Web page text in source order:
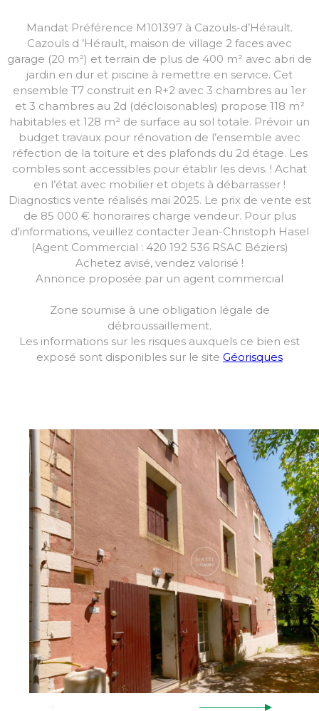
Mandat Préférence M101397 à Cazouls-d’Hérault.
Cazouls d ’Hérault, maison de village 2 faces avec
garage (20 m²) et terrain de plus de 400 m² avec abri de
jardin en dur et piscine à remettre en service. Cet
ensemble T7 construit en R+2 avec 3 chambres au 1er
et 3 chambres au 2d (décloisonables) propose 118 m²
habitables et 128 m² de surface au sol totale. Prévoir un
budget travaux pour rénovation de l’ensemble avec
réfection de la toiture et des plafonds du 2d étage. Les
combles sont accessibles pour établir les devis. ! Achat
en l’état avec mobilier et objets à débarrasser !
Diagnostics vente réalisés mai 2025. Le prix de vente est
de 85 000 € honoraires charge vendeur. Pour plus
d'informations, veuillez contacter Jean-Christoph Hasel
(Agent Commercial : 420 192 536 RSAC Béziers)
Achetez avisé, vendez valorisé !
Annonce proposée par un agent commercial
Zone soumise à une obligation légale de
débroussaillement.
Les informations sur les risques auxquels ce bien est
exposé sont disponibles sur le site Géorisques